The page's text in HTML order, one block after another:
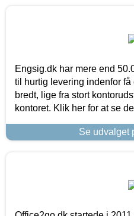
Engsig.dk har mere end
til hurtig levering indenfor
bredt, lige fra stort
kontoret. Klik her for at se
Se udvalget